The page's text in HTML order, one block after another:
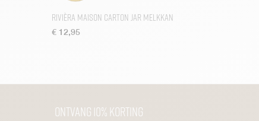
Rivièra Maison Carton Jar Melkkan
€ 12,95
Ontvang 10% korting